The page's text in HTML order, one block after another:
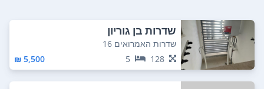
שדרות בן גוריון
שדרות האמרואים 16
128
5
5,500 ₪